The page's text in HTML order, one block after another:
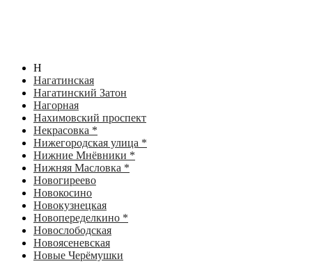
Н
Нагатинская
Нагатинский Затон
Нагорная
Нахимовский проспект
Некрасовка *
Нижегородская улица *
Нижние Мнёвники *
Нижняя Масловка *
Новогиреево
Новокосино
Новокузнецкая
Новопеределкино *
Новослободская
Новоясеневская
Новые Черёмушки